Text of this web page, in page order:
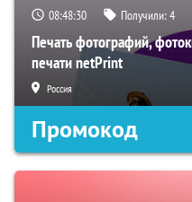
08:48:29 Получили:4
Печать фотографий,
печати netPrint
Россия
Промокод